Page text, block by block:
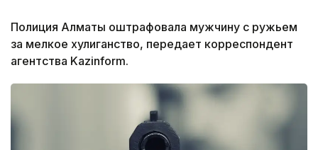
Полиция Алматы оштрафовала мужчину с ружьем
за мелкое хулиганство, передает корреспондент
агентства Kazinform.